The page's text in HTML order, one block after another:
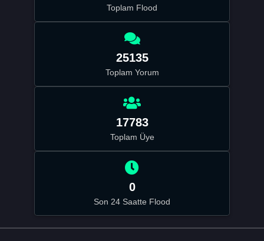
Toplam Flood
25135
Toplam Yorum
17783
Toplam Üye
0
Son 24 Saatte Flood